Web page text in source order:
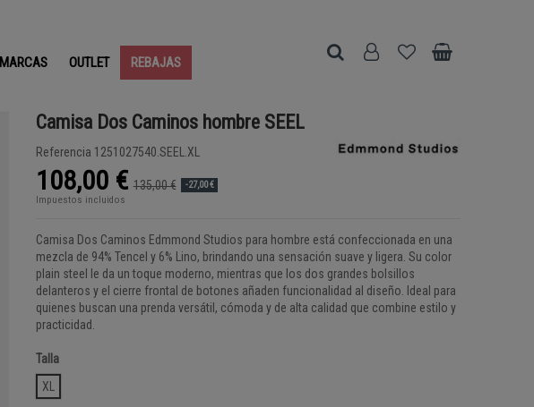
MARCAS OUTLET REBAJAS
Camisa Dos Caminos hombre SEEL
Referencia 1251027540.SEEL.XL
108,00 € 135,00 €
-27,00 €
Impuestos incluidos
Camisa Dos Caminos Edmmond Studios para hombre está confeccionada en una
mezcla de 94% Tencel y 6% Lino, brindando una sensación suave y ligera. Su color
plain steel le da un toque moderno, mientras que los dos grandes bolsillos
delanteros y el cierre frontal de botones añaden funcionalidad al diseño. Ideal para
quienes buscan una prenda versátil, cómoda y de alta calidad que combine estilo y
practicidad.
Talla
XL